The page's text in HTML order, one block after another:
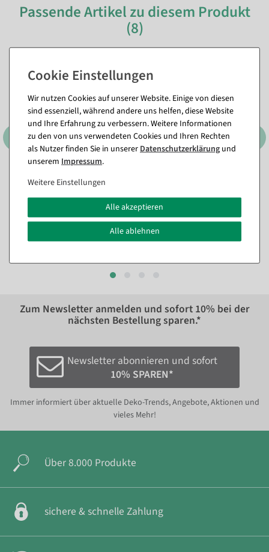
Passende Artikel zu diesem Produkt
(8)
3er Set Dekoringe, schwarz
ca. 60 cm Ø, Metall
Sofort versandfähig.
17,79 €
Sofort versandfähig.
7,08 €
Zum Newsletter anmelden und sofort 10% bei der
nächsten Bestellung sparen.*
Newsletter abonnieren und sofort
10% SPAREN*
Immer informiert über aktuelle Deko-Trends, Angebote, Aktionen und
vieles Mehr!
Über 8.000 Produkte
sichere & schnelle Zahlung
Wir nutzen Cookies auf unserer Website. Einige von diesen
sind essenziell, während andere uns helfen, diese Website
und Ihre Erfahrung zu verbessern. Weitere Informationen
zu den von uns verwendeten Cookies und Ihren Rechten
als Nutzer finden Sie in unsererDaten­schutz­erklärung und
unserem Impressum.
Weitere Einstellungen
Alle akzeptieren
Alle ablehnen